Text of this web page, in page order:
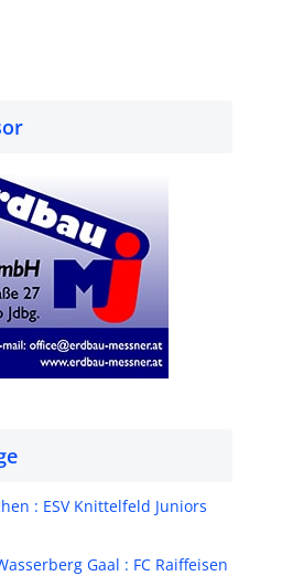
: ESV Knittelfeld Juniors
Gaal : FC Raiffeisen